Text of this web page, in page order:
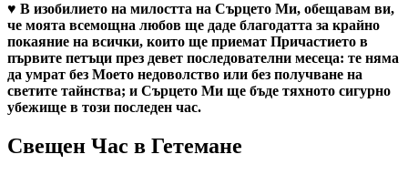
♥ В изобилието на милостта на Сърцето Ми, обещавам ви,
че моята всемощна любов ще даде благодатта за крайно
покаяние на всички, които ще приемат Причастието в
първите петъци през девет последователни месеца: те няма
да умрат без Моето недоволство или без получване на
светите тайнства; и Сърцето Ми ще бъде тяхното сигурно
убежище в този последен час.
Свещен Час в Гетемане